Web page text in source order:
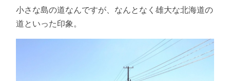
小さな島の道なんですが、なんとなく雄大な北海道の
道といった印象。